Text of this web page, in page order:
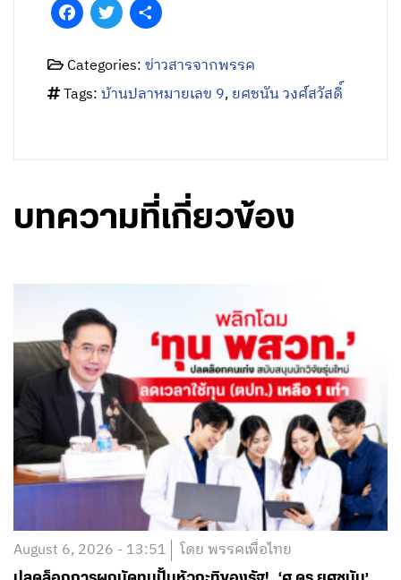
Tags:บ้านปลาหมายเลข 9
August 6, 2026 - 13:51 โดย พรรคเพื่อไทย
ปลดล็อกการผูกมัดทุนปั้นหัวกะทิของรัฐ! ‘ศ.ดร.ยศชนัน’
ถกบอร์ด พสวท. เล็งพลิกโฉมใหม่ ปลดล็อกผูกมัดระยะ
ยาว-เรียนเมืองนอกใช้ทุนแค่ 1 เท่า-ชูเอานวัตกรรมมาลด
หย่อนเวลาได้ พร้อมจับคู่งานการันตีเรียนจบไม่เคว้ง มุ่ง
สร้างระบบนิเวศดึงคนเก่งกลับมาขับเคลื่อนอนาคตประเทศ